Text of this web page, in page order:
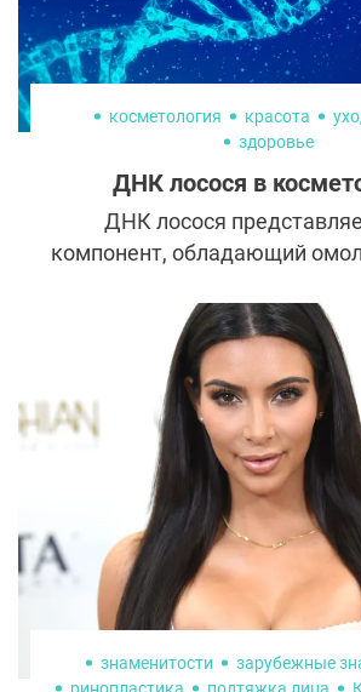
косметология красота
здоровье
ДНК лосося в
ДНК лосося
компонент, обладающий
эликсиром
знаменитости
зарубежные